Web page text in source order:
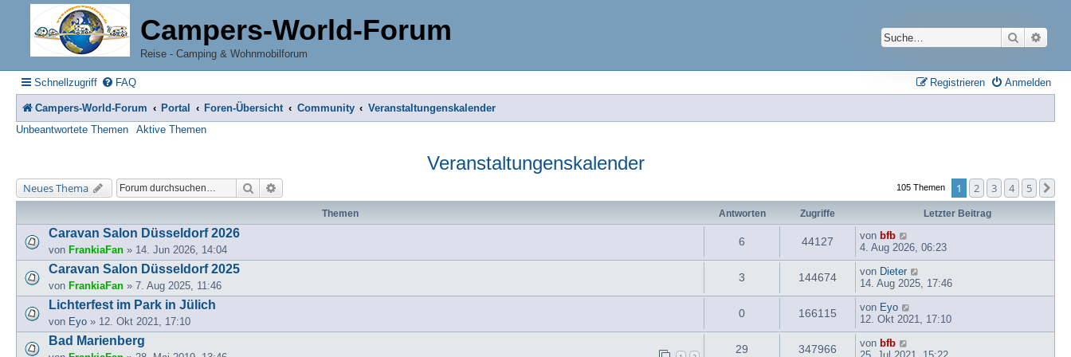
Campers-World-Forum
Reise - Camping & Wohnmobilforum
Suche
Schnellzugriff FAQ Anmelden
Registrieren
Campers-World-Forum Portal Foren-Übersicht Community
Veranstaltungenskalender
Unbeantwortete Themen
Aktive Themen
Veranstaltungenskalender
Neues Thema Suche 105 Themen 1 2 3 4 5
Themen Antworten Zugriffe Letzter Beitrag
Caravan Salon Düsseldorf 2026
von FrankiaFan » 14. Jun 2026, 14:04
6 44127 von bfb
4. Aug 2026, 06:23
Caravan Salon Düsseldorf 2025
von FrankiaFan » 7. Aug 2025, 11:46
3 144674 von Dieter
14. Aug 2025, 17:46
Lichterfest im Park in Jülich
von Eyo » 12. Okt 2021, 17:10
0 166115 von Eyo
12. Okt 2021, 17:10
Bad Marienberg
29 347966 von bfb